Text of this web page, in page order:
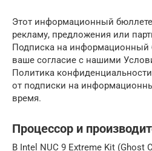
Этот информационный
рекламу, предложения или
Подписка на информационный
ваше согласие с нашими
Политика
от подписки на
время.
Процессор и
В Intel NUC 9 Extreme Kit (Ghost